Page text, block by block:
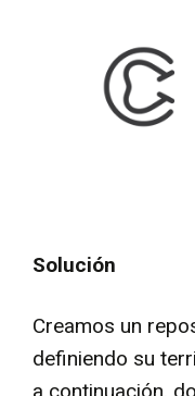
Solución
Creamos un
definiendo su